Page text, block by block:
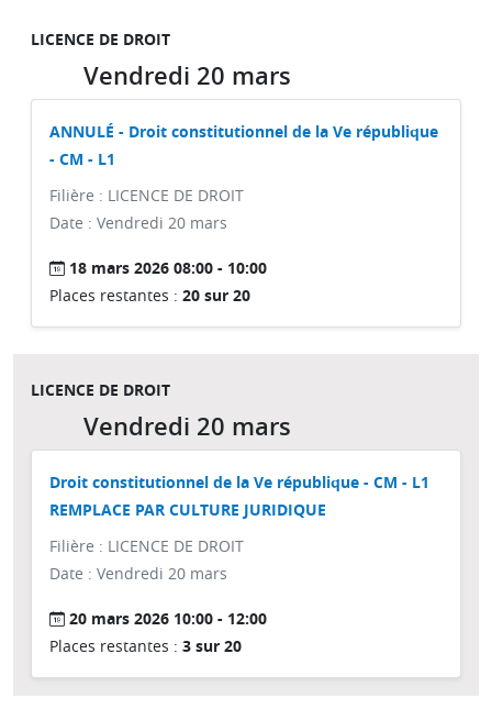
LICENCE DE DROIT
Vendredi 20 mars
ANNULÉ - Droit constitutionnel de la Ve république
- CM - L1
Filière : LICENCE DE DROIT
Date : Vendredi 20 mars
18 mars 2026 08:00 - 10:00
Places restantes : 20 sur 20
LICENCE DE DROIT
Vendredi 20 mars
Droit constitutionnel de la Ve république - CM - L1
REMPLACE PAR CULTURE JURIDIQUE
Filière : LICENCE DE DROIT
Date : Vendredi 20 mars
20 mars 2026 10:00 - 12:00
Places restantes : 3 sur 20